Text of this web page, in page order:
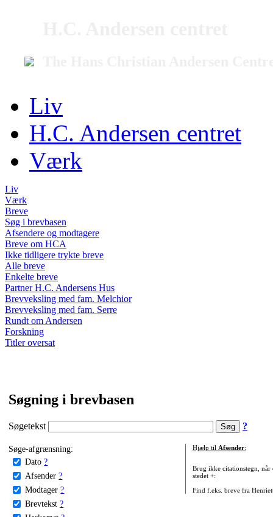
Liv
H.C. Andersen centret
Værk
Liv
Værk
Breve
Søg i brevbasen
Afsendere og modtagere
Breve om HCA
Ikke tidligere trykte breve
Alle breve
Enkelte breve
Partner H.C. Andersens Hus
Brevveksling med fam. Melchior
Brevveksling med fam. Serre
Rundt om Andersen
Forskning
Titler oversat
Søgning i brevbasen
Søgetekst ?
Søge-afgrænsning:
Dato ?
Afsender ?
Modtager ?
Brevtekst ?
Hjælp til Afsender:
Brug ikke citationstegn, når
stedet +:
Find f.eks. breve fra